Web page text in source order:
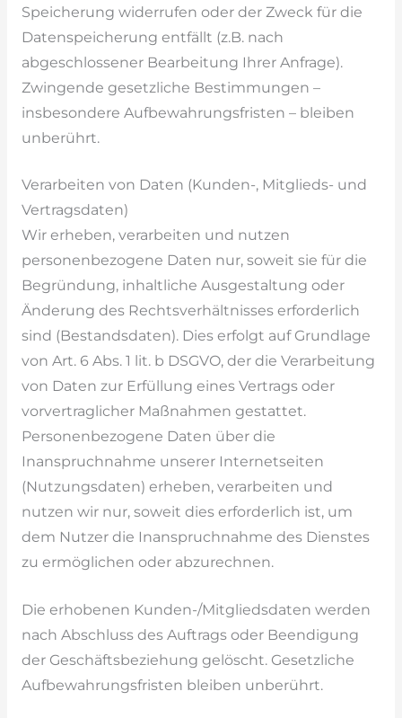
Speicherung widerrufen oder der Zweck für die
Datenspeicherung entfällt (z.B. nach
abgeschlossener Bearbeitung Ihrer Anfrage).
Zwingende gesetzliche Bestimmungen –
insbesondere Aufbewahrungsfristen – bleiben
unberührt.
Verarbeiten von Daten (Kunden-, Mitglieds- und
Vertragsdaten)
Wir erheben, verarbeiten und nutzen
personenbezogene Daten nur, soweit sie für die
Begründung, inhaltliche Ausgestaltung oder
Änderung des Rechtsverhältnisses erforderlich
sind (Bestandsdaten). Dies erfolgt auf Grundlage
von Art. 6 Abs. 1 lit. b DSGVO, der die Verarbeitung
von Daten zur Erfüllung eines Vertrags oder
vorvertraglicher Maßnahmen gestattet.
Personenbezogene Daten über die
Inanspruchnahme unserer Internetseiten
(Nutzungsdaten) erheben, verarbeiten und
nutzen wir nur, soweit dies erforderlich ist, um
dem Nutzer die Inanspruchnahme des Dienstes
zu ermöglichen oder abzurechnen.
Die erhobenen Kunden-/Mitgliedsdaten werden
nach Abschluss des Auftrags oder Beendigung
der Geschäftsbeziehung gelöscht. Gesetzliche
Aufbewahrungsfristen bleiben unberührt.